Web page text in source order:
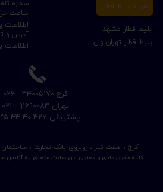
کلیه حقوق مادی و معنوی این سایت متعلق به آژانس
​تهران ۹۱۶۹۰۰۸۳ - ۰۲۱
کرج ، هفت تیر ، روبروی بانک تجارت ، ساختمان ژست ،
​کرج ۳۴۰۰۵۱۷۰ - ۰۲۶
​پشتیبانی ۴۲۷ ۴۰ ۴۴ ۰۹۳۵
بلیط قطار تهران وان
بلیط قطار مشهد
ساعت
خرید بلیط قطار شماره
اطلاعات
اطلاعات
آدرس و